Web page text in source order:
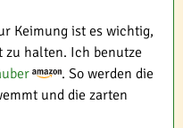
Keimung ist es wichtig,
zu halten. Ich benutze
. So werden die
und die zarten